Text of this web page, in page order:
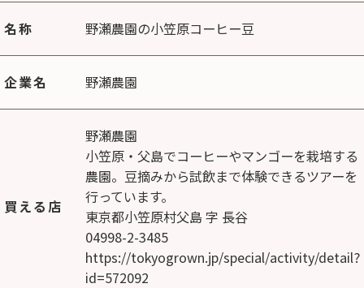
名称 野瀬農園の小笠原コーヒー豆
企業名 野瀬農園
買える店
野瀬農園
小笠原・父島でコーヒーやマンゴーを栽培する
農園。豆摘みから試飲まで体験できるツアーを
行っています。
東京都小笠原村父島 字 長谷
04998-2-3485
https://tokyogrown.jp/special/activity/detail?
id=572092